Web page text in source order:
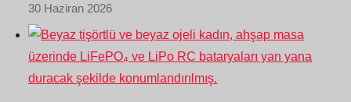
30 Haziran 2026